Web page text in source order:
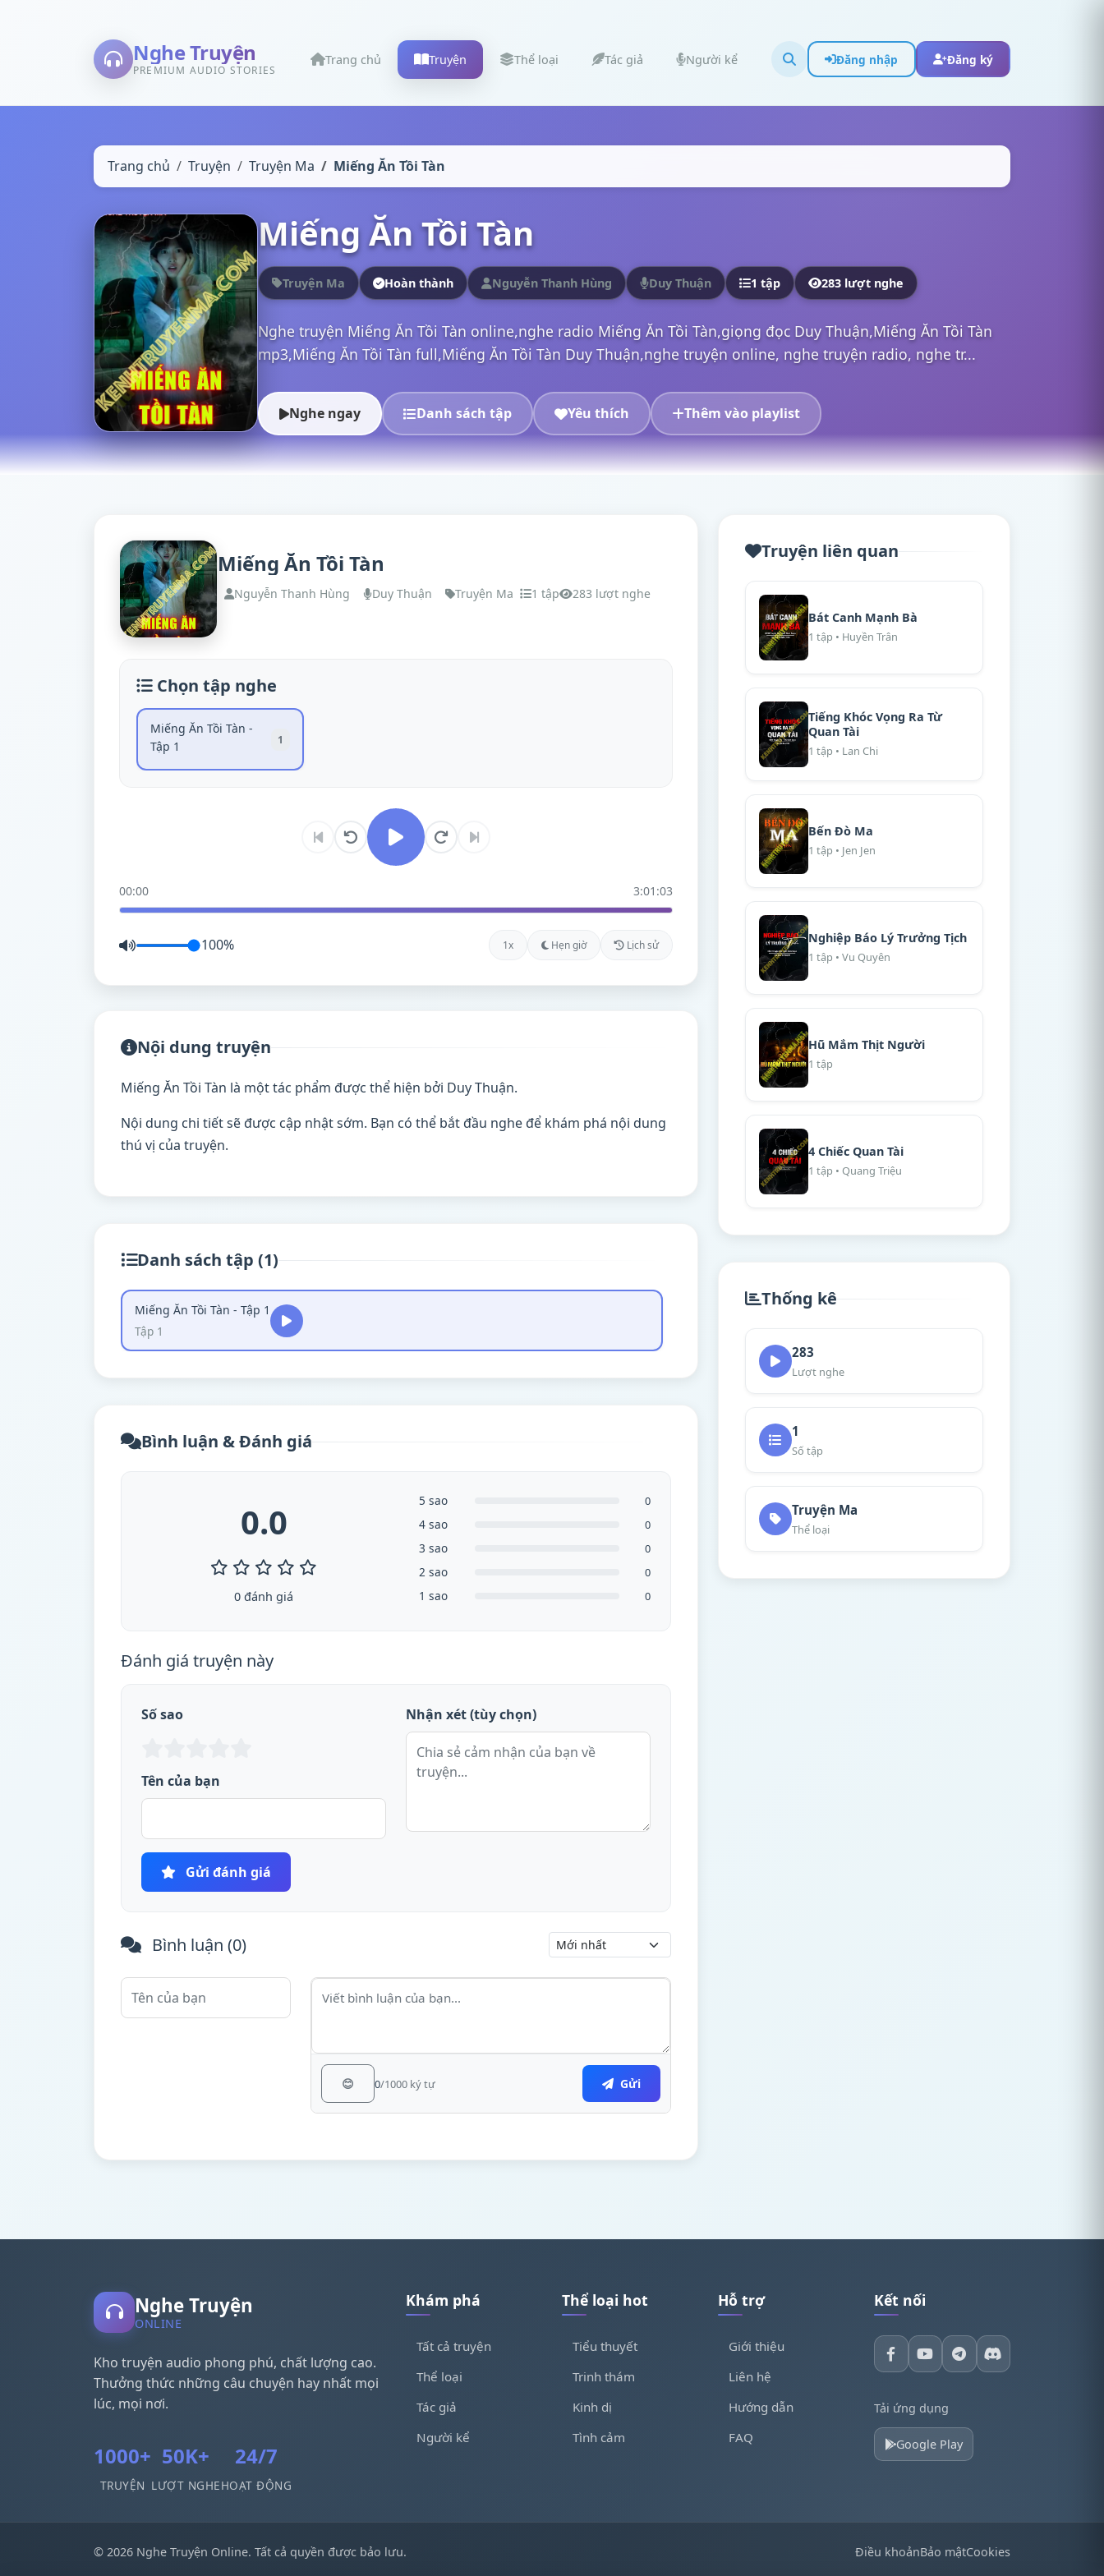
Nghe Truyện
PREMIUM AUDIO STORIES
Trang chủ Truyện Thể loại Tác giả Người kể Đăng nhập Đăng ký
Trang chủ Truyện Truyện Ma Miếng Ăn Tồi Tàn
Miếng Ăn Tồi Tàn
Truyện Ma Hoàn thành Nguyễn Thanh Hùng Duy Thuận 1 tập 283 lượt nghe
Nghe truyện Miếng Ăn Tồi Tàn online,nghe radio Miếng Ăn Tồi Tàn,giọng đọc Duy Thuận,Miếng Ăn Tồi Tàn
mp3,Miếng Ăn Tồi Tàn full,Miếng Ăn Tồi Tàn Duy Thuận,nghe truyện online, nghe truyện radio, nghe tr...
Nghe ngay Danh sách tập Yêu thích Thêm vào playlist
Miếng Ăn Tồi Tàn
Nguyễn Thanh Hùng Duy Thuận Truyện Ma 1 tập 283 lượt nghe
Chọn tập nghe
Miếng Ăn Tồi Tàn -
Tập 1
1
00:00 3:01:03
100% 1x Hẹn giờ Lịch sử
Nội dung truyện
Miếng Ăn Tồi Tàn là một tác phẩm được thể hiện bởi Duy Thuận.
Nội dung chi tiết sẽ được cập nhật sớm. Bạn có thể bắt đầu nghe để khám phá nội dung
thú vị của truyện.
Danh sách tập (1)
Miếng Ăn Tồi Tàn - Tập 1
Tập 1
Bình luận & Đánh giá
0.0
0 đánh giá
5 sao 0
4 sao 0
3 sao 0
2 sao 0
1 sao 0
Đánh giá truyện này
Số sao
Tên của bạn
Nhận xét (tùy chọn)
Gửi đánh giá
Bình luận (0)
😊 0/1000 ký tự Gửi
Truyện liên quan
Bát Canh Mạnh Bà
1 tập • Huyền Trân
Tiếng Khóc Vọng Ra Từ
Quan Tài
1 tập • Lan Chi
Bến Đò Ma
1 tập • Jen Jen
Nghiệp Báo Lý Trưởng Tịch
1 tập • Vu Quyên
Hũ Mắm Thịt Người
1 tập
4 Chiếc Quan Tài
1 tập • Quang Triệu
Thống kê
283
Lượt nghe
1
Số tập
Truyện Ma
Thể loại
Nghe Truyện
ONLINE
Kho truyện audio phong phú, chất lượng cao.
Thưởng thức những câu chuyện hay nhất mọi
lúc, mọi nơi.
1000+
TRUYỆN
50K+
LƯỢT NGHE
24/7
HOẠT ĐỘNG
Khám phá
Tất cả truyện
Thể loại
Tác giả
Người kể
Thể loại hot
Tiểu thuyết
Trinh thám
Kinh dị
Tình cảm
Hỗ trợ
Giới thiệu
Liên hệ
Hướng dẫn
FAQ
Kết nối
Tải ứng dụng
Google Play
© 2026 Nghe Truyện Online. Tất cả quyền được bảo lưu. Điều khoảnBảo mậtCookies